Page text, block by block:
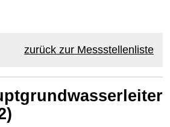
zurück zur Messstellenliste